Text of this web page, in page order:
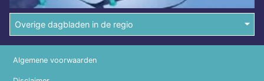
Overige dagbladen in de regio
Algemene voorwaarden